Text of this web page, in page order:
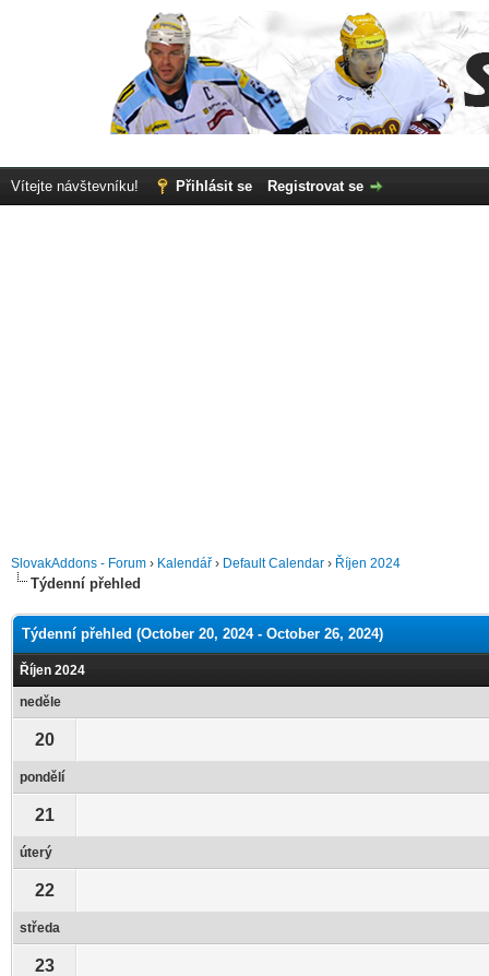
Vítejte návštevníku! Přihlásit se Registrovat se
SlovakAddons - Forum › Kalendář › Default Calendar › Říjen 2024
Týdenní přehled
Týdenní přehled (October 20, 2024 - October 26, 2024)
Říjen 2024
neděle
20
pondělí
21
úterý
22
středa
23